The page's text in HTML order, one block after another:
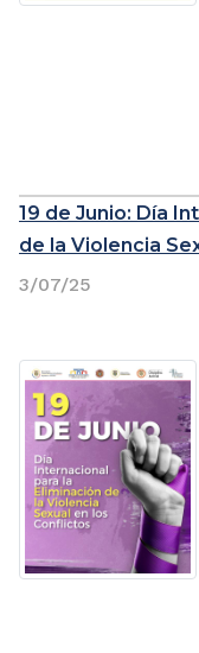
19 de Junio: Día
de la Violencia
3/07/25